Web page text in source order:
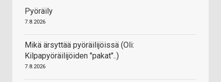
Pyöräily
7.8.2026
Mikä ärsyttää pyöräilijöissä (Oli:
Kilpapyöräilijöiden "pakat"..)
7.8.2026